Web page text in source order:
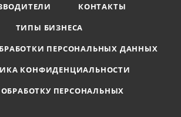
КОНТАКТЫ
ТИПЫ БИЗНЕСА
ПЕРСОНАЛЬНЫХ ДАННЫХ
КОНФИДЕНЦИАЛЬНОСТИ
ПЕРСОНАЛЬНЫХ